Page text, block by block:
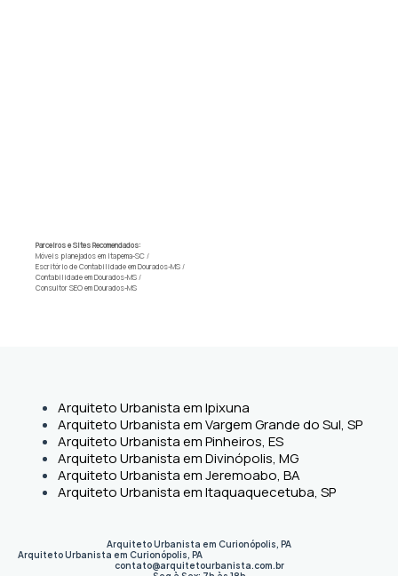
Parceiros e Sites Recomendados:
Móveis planejados em Itapema-SC /
Escritório de Contabilidade em Dourados-MS /
Contabilidade em Dourados-MS /
Consultor SEO em Dourados-MS
Arquiteto Urbanista em Ipixuna
Arquiteto Urbanista em Vargem Grande do Sul, SP
Arquiteto Urbanista em Pinheiros, ES
Arquiteto Urbanista em Divinópolis, MG
Arquiteto Urbanista em Jeremoabo, BA
Arquiteto Urbanista em Itaquaquecetuba, SP
Arquiteto Urbanista em Curionópolis, PA
Arquiteto Urbanista em Curionópolis, PA
contato@arquitetourbanista.com.br